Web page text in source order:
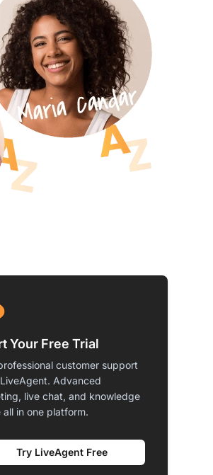
Your Free Trial
customer support
Advanced
live chat, and knowledge
all in one platform.
Try LiveAgent Free